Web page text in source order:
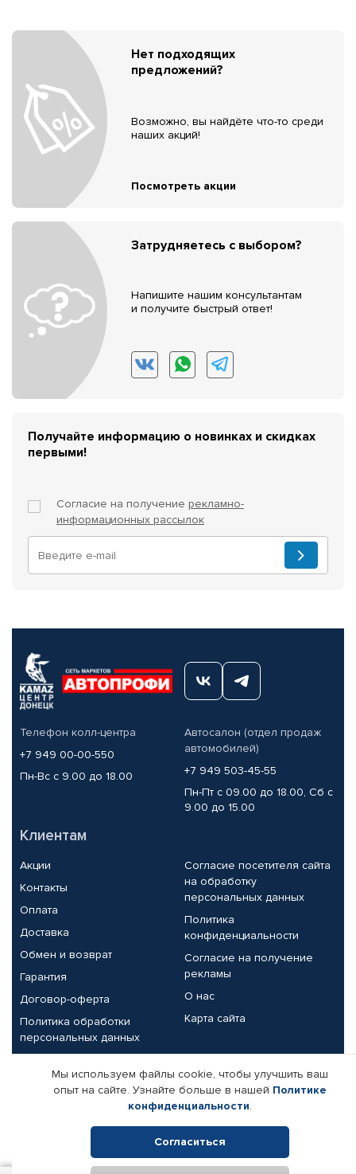
Нет подходящих
предложений?
Возможно, вы найдёте что-то среди
наших акций!
Посмотреть акции
Затрудняетесь с выбором?
Напишите нашим консультантам
и получите быстрый ответ!
Получайте информацию о новинках и скидках
первыми!
Согласие на получение рекламно-
информационных рассылок
Телефон колл-центра
+7 949 00-00-550
Пн-Вс с 9.00 до 18.00
Автосалон (отдел продаж
автомобилей)
+7 949 503-45-55
Пн-Пт с 09.00 до 18.00, Сб с
9.00 до 15.00
Клиентам
Акции
Контакты
Оплата
Доставка
Обмен и возврат
Гарантия
Договор-оферта
Политика обработки
персональных данных
Согласие посетителя сайта
на обработку
персональных данных
Политика
конфиденциальности
Согласие на получение
рекламы
О нас
Карта сайта
Партнерам
Корпоративным клиентам
Поставщикам
Реквизиты компании
Мы используем файлы cookie, чтобы улучшить ваш
опыт на сайте. Узнайте больше в нашей Политике
конфиденциальности.
Согласиться